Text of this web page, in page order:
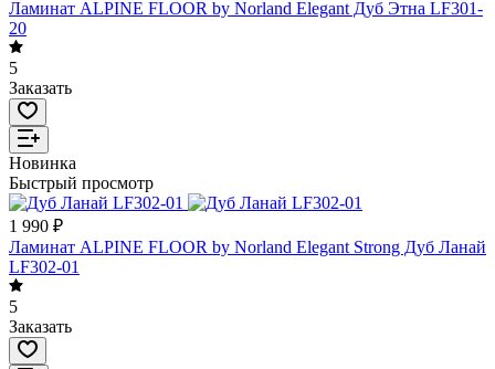
Ламинат ALPINE FLOOR by Norland Elegant Дуб Этна LF301-
20
5
Заказать
Новинка
Быстрый просмотр
1 990 ₽
Ламинат ALPINE FLOOR by Norland Elegant Strong Дуб Ланай
LF302-01
5
Заказать